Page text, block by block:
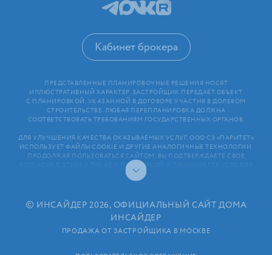
Кабинет брокера
ПРЕДСТАВЛЕННЫЕ ПЛАНИРОВОЧНЫЕ РЕШЕНИЯ НОСЯТ
ИЛЛЮСТРАТИВНЫЙ ХАРАКТЕР. ЗАСТРОЙЩИК ПЕРЕДАЁТ ОБЪЕКТ
С ПЛАНИРОВКОЙ, УКАЗАННОЙ В ДОГОВОРЕ УЧАСТИЯ В ДОЛЕВОМ
СТРОИТЕЛЬСТВЕ. ЛЮБАЯ ПЕРЕПЛАНИРОВКА ДОЛЖНА
СООТВЕТСТВОВАТЬ ТРЕБОВАНИЯМ ГОСУДАРСТВЕННЫХ ОРГАНОВ.
ДЛЯ УЛУЧШЕНИЯ КАЧЕСТВА ОКАЗЫВАЕМЫХ УСЛУГ, ООО СЗ «ПАРИТЕТ»
ИСПОЛЬЗУЕТ ФАЙЛЫ COOKIE И ДРУГИЕ АНАЛОГИЧНЫЕ ТЕХНОЛОГИИ.
ПРОДОЛЖАЯ ПОЛЬЗОВАТЬСЯ САЙТОМ, ВЫ ПОДТВЕРЖДАЕТЕ СВОЕ
СОГЛАСИЕ С ЭТИМ, А ТАКЖЕ С ПОЛИТИКОЙ И ПРИНИМАЕТЕ УСЛОВИЯ
ПОЛЬЗОВАТЕЛЬСКОГО СОГЛАШЕНИЯ. ЛЮБАЯ ИНФОРМАЦИЯ,
ПРЕДСТАВЛЕННАЯ НА САЙТЕ, НОСИТ ИНФОРМАЦИОННЫЙ ХАРАКТЕР
ЗАСТРОЙЩИКОМ (В ТОМ ЧИСЛЕ РАЗМЕЩЕНИЕ ПРОЕКТНЫХ
ДЕКЛАРАЦИЙ И ИНЫХ ОБЯЗАТЕЛЬНЫХ ДОКУМЕНТОВ)
В СООТВЕТСТВИИ СО СТАТЬЕЙ 3.1. ФЕДЕРАЛЬНОГО ЗАКОНА
ОТ 30.12.2004 N 214⁠-⁠ФЗ «ОБ УЧАСТИИ В ДОЛЕВОМ СТРОИТЕЛЬСТВЕ
© ИНСАЙДЕР 2026, ОФИЦИАЛЬНЫЙ САЙТ ДОМА
ИНСАЙДЕР
ПРОДАЖА ОТ ЗАСТРОЙЩИКА В МОСКВЕ